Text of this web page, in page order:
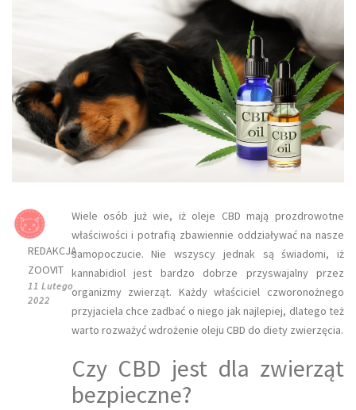
REDAKCJA
ZOOVIT
11 Lutego
2022
​Wiele osób już wie, iż oleje CBD mają prozdrowotne
właściwości i potrafią zbawiennie oddziaływać na nasze
samopoczucie. Nie wszyscy jednak są świadomi, iż
kannabidiol jest bardzo dobrze przyswajalny przez
organizmy zwierząt. Każdy właściciel czworonożnego
przyjaciela chce zadbać o niego jak najlepiej, dlatego też
warto rozważyć wdrożenie oleju CBD do diety zwierzęcia.
Czy CBD jest dla zwierząt
bezpieczne?